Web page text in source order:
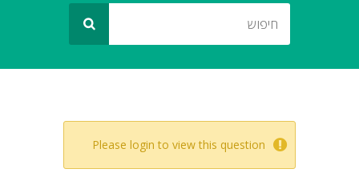
Please login to view this question